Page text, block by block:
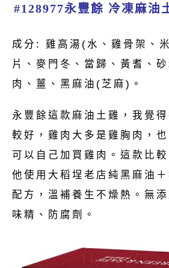
#128977永豐餘 冷凍麻油
成分: 雞高湯(水、雞骨架、
片、麥門冬、當歸、黃耆、
肉、薑、黑麻油(芝麻)。
永豐餘這款麻油土雞，我覺
較好，雞肉大多是雞胸肉，
可以自己加買雞肉。這款比
他使用大稻埕老店純黑麻油
配方，溫補養生不燥熱。無添
味精、防腐劑。